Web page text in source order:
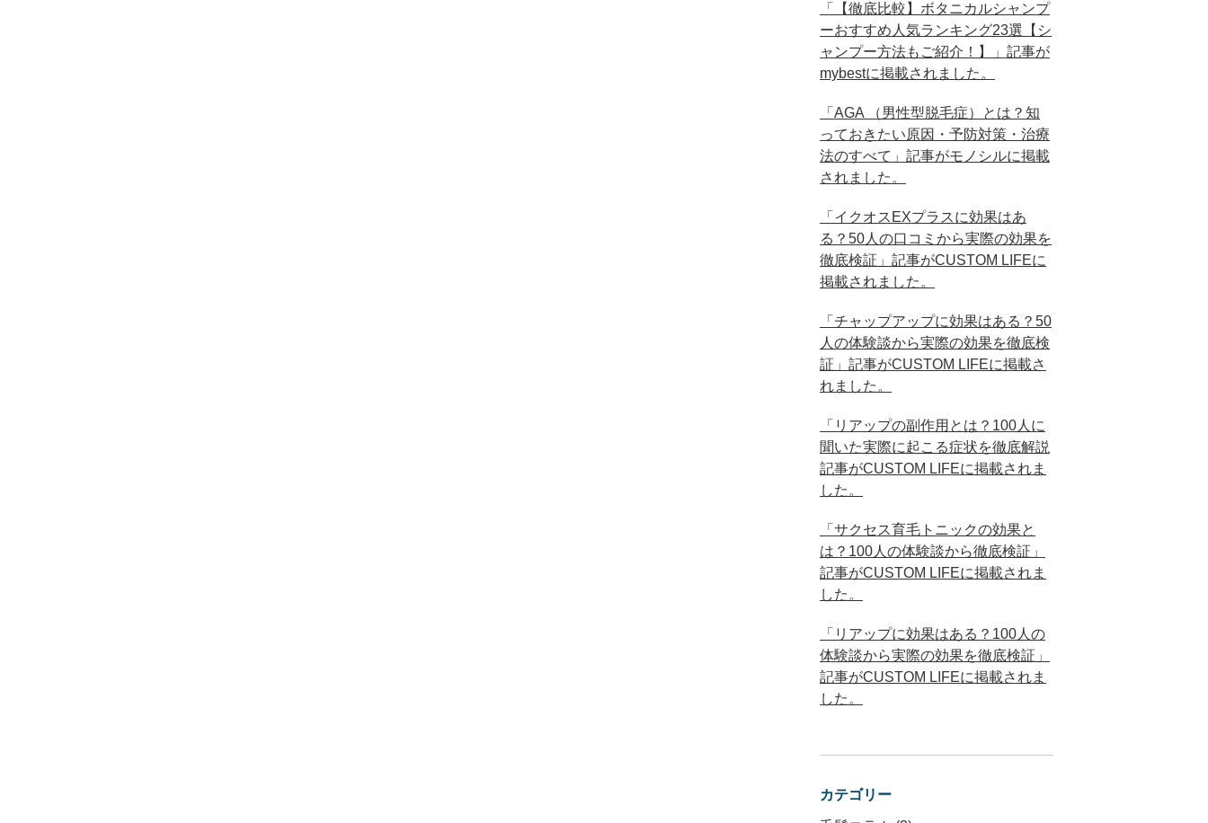
「【徹底比較】ボタニカルシャンプ
ーおすすめ人気ランキング23選【シ
ャンプー方法もご紹介！】」記事が
mybestに掲載されました。
「AGA （男性型脱毛症）とは？知
っておきたい原因・予防対策・治療
法のすべて」記事がモノシルに掲載
されました。
「イクオスEXプラスに効果はあ
る？50人の口コミから実際の効果を
徹底検証」記事がCUSTOM LIFEに
掲載されました。
「チャップアップに効果はある？50
人の体験談から実際の効果を徹底検
証」記事がCUSTOM LIFEに掲載さ
れました。
「リアップの副作用とは？100人に
聞いた実際に起こる症状を徹底解説
記事がCUSTOM LIFEに掲載されま
した。
「サクセス育毛トニックの効果と
は？100人の体験談から徹底検証」
記事がCUSTOM LIFEに掲載されま
した。
「リアップに効果はある？100人の
体験談から実際の効果を徹底検証」
記事がCUSTOM LIFEに掲載されま
した。
カテゴリー